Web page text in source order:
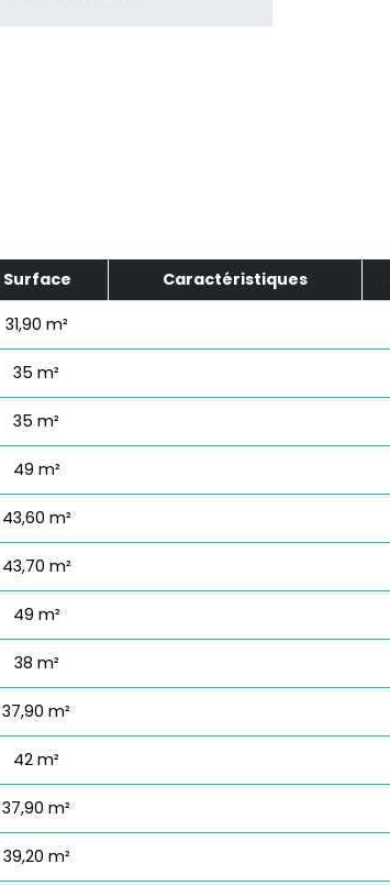
Surface Caractéristiques
31,90 m²
35 m²
35 m²
49 m²
43,60 m²
43,70 m²
49 m²
38 m²
37,90 m²
42 m²
37,90 m²
39,20 m²